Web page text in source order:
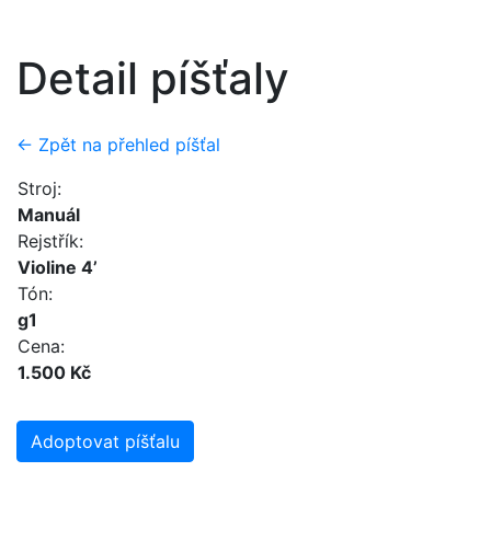
Detail píšťaly
← Zpět na přehled píšťal
Stroj:
Manuál
Rejstřík:
Violine 4’
Tón:
g1
Cena:
1.500 Kč
Adoptovat píšťalu